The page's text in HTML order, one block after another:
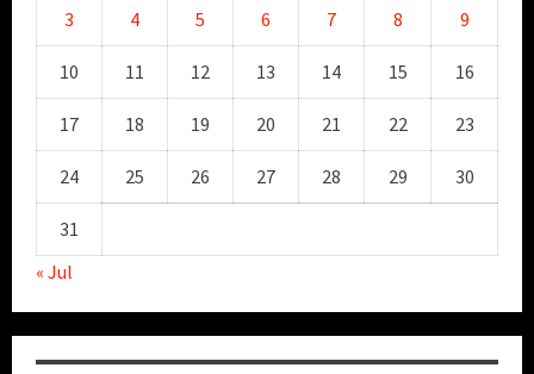
3 4 5 6 7 8 9
10 11 12 13 14 15 16
17 18 19 20 21 22 23
24 25 26 27 28 29 30
31
« Jul